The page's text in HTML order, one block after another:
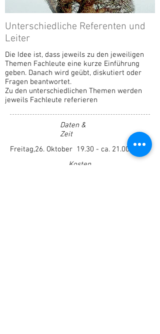
Unterschiedliche Referenten und
Leiter
Die Idee ist, dass jeweils zu den jeweiligen
Themen Fachleute eine kurze Einführung
geben. Danach wird geübt, diskutiert oder
Fragen beantwortet.
Zu den unterschiedlichen Themen werden
jeweils Fachleute referieren
Daten &
Zeit
Freitag,26. Oktober 19.30 - ca. 21.00 Uhr
Kosten